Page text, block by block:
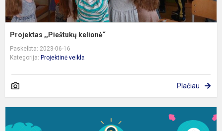
Projektas ,,Pieštukų kelionė“
Paskelbta: 2023-06-16
Kategorija: Projektinė veikla
Plačiau